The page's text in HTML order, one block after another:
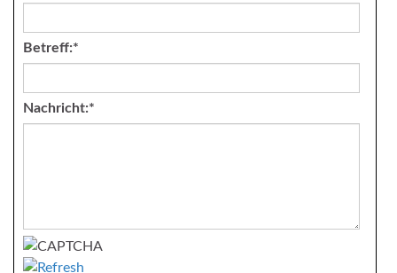
Betreff:*
Nachricht:*